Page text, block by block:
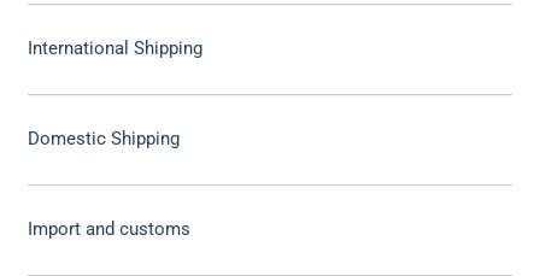
International Shipping
Domestic Shipping
Import and customs